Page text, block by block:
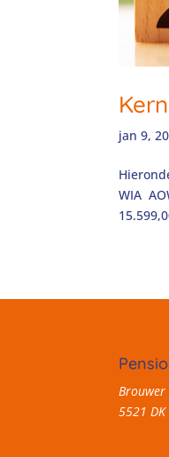
jan 9,
WIA
Brouwer
5521 DK